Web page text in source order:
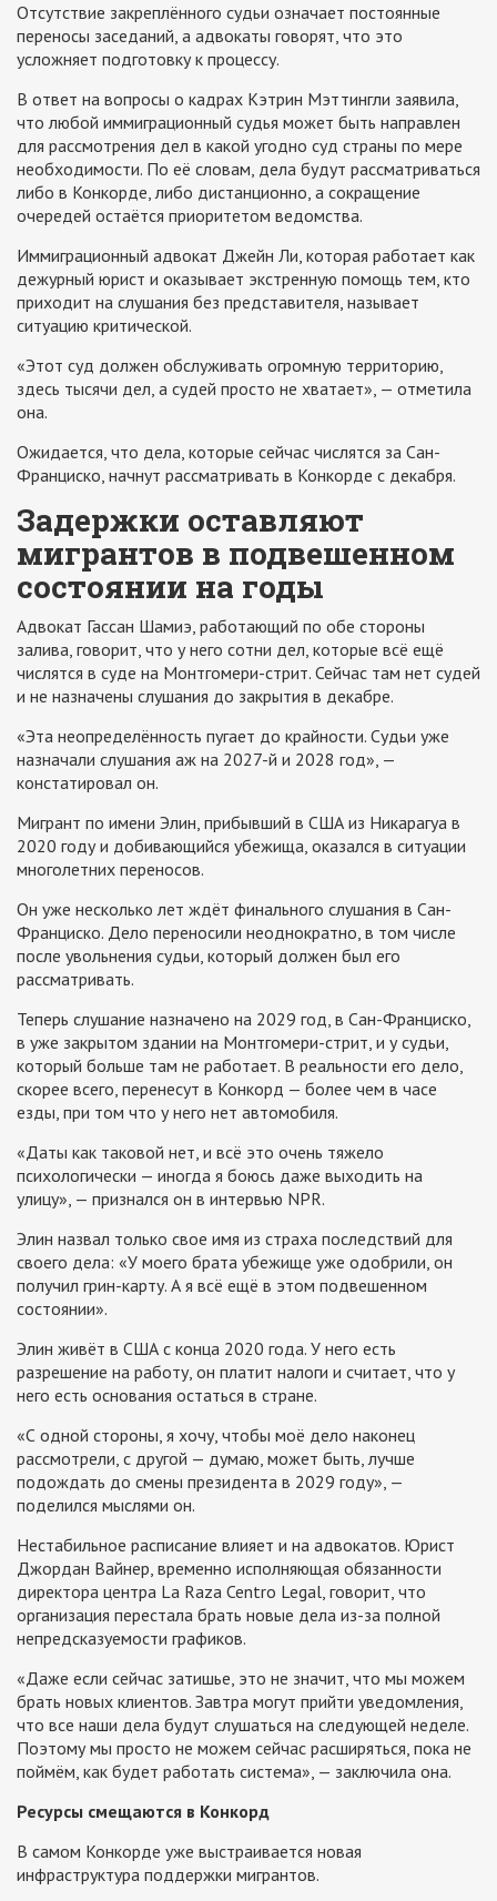
Отсутствие закреплённого судьи означает постоянные
переносы заседаний, а адвокаты говорят, что это
усложняет подготовку к процессу.
В ответ на вопросы о кадрах Кэтрин Мэттингли заявила,
что любой иммиграционный судья может быть направлен
для рассмотрения дел в какой угодно суд страны по мере
необходимости. По её словам, дела будут рассматриваться
либо в Конкорде, либо дистанционно, а сокращение
очередей остаётся приоритетом ведомства.
Иммиграционный адвокат Джейн Ли, которая работает как
дежурный юрист и оказывает экстренную помощь тем, кто
приходит на слушания без представителя, называет
ситуацию критической.
«Этот суд должен обслуживать огромную территорию,
здесь тысячи дел, а судей просто не хватает», — отметила
она.
Ожидается, что дела, которые сейчас числятся за Сан-
Франциско, начнут рассматривать в Конкорде с декабря.
Задержки оставляют
мигрантов в подвешенном
состоянии на годы
Адвокат Гассан Шамиэ, работающий по обе стороны
залива, говорит, что у него сотни дел, которые всё ещё
числятся в суде на Монтгомери-стрит. Сейчас там нет судей
и не назначены слушания до закрытия в декабре.
«Эта неопределённость пугает до крайности. Судьи уже
назначали слушания аж на 2027-й и 2028 год», —
констатировал он.
Мигрант по имени Элин, прибывший в США из Никарагуа в
2020 году и добивающийся убежища, оказался в ситуации
многолетних переносов.
Он уже несколько лет ждёт финального слушания в Сан-
Франциско. Дело переносили неоднократно, в том числе
после увольнения судьи, который должен был его
рассматривать.
Теперь слушание назначено на 2029 год, в Сан-Франциско,
в уже закрытом здании на Монтгомери-стрит, и у судьи,
который больше там не работает. В реальности его дело,
скорее всего, перенесут в Конкорд — более чем в часе
езды, при том что у него нет автомобиля.
«Даты как таковой нет, и всё это очень тяжело
психологически — иногда я боюсь даже выходить на
улицу», — признался он в интервью NPR.
Элин назвал только свое имя из страха последствий для
своего дела: «У моего брата убежище уже одобрили, он
получил грин-карту. А я всё ещё в этом подвешенном
состоянии».
Элин живёт в США с конца 2020 года. У него есть
разрешение на работу, он платит налоги и считает, что у
него есть основания остаться в стране.
«С одной стороны, я хочу, чтобы моё дело наконец
рассмотрели, с другой — думаю, может быть, лучше
подождать до смены президента в 2029 году», —
поделился мыслями он.
Нестабильное расписание влияет и на адвокатов. Юрист
Джордан Вайнер, временно исполняющая обязанности
директора центра La Raza Centro Legal, говорит, что
организация перестала брать новые дела из-за полной
непредсказуемости графиков.
«Даже если сейчас затишье, это не значит, что мы можем
брать новых клиентов. Завтра могут прийти уведомления,
что все наши дела будут слушаться на следующей неделе.
Поэтому мы просто не можем сейчас расширяться, пока не
поймём, как будет работать система», — заключила она.
Ресурсы смещаются в Конкорд
В самом Конкорде уже выстраивается новая
инфраструктура поддержки мигрантов.